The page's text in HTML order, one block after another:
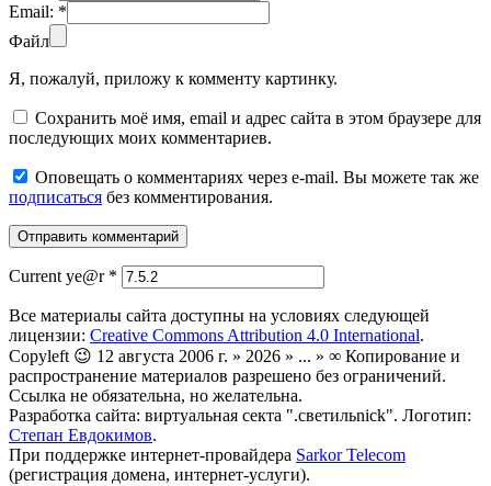
Email: *
Файл
Я, пожалуй, приложу к комменту картинку.
Сохранить моё имя, email и адрес сайта в этом браузере для
последующих моих комментариев.
Оповещать о комментариях через e-mail. Вы можете так же
подписаться без комментирования.
Current ye@r *
Все материалы сайта доступны на условиях следующей
лицензии: Creative Commons Attribution 4.0 International.
Copyleft 😉 12 августа 2006 г. » 2026 » ... » ∞ Копирование и
распространение материалов разрешено без ограничений.
Ссылка не обязательна, но желательна.
Разработка сайта: виртуальная секта ".светильnick". Логотип:
Степан Евдокимов.
При поддержке интернет-провайдера Sarkor Telecom
(регистрация домена, интернет-услуги).